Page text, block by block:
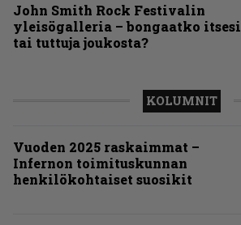
John Smith Rock Festivalin
yleisögalleria – bongaatko itsesi
tai tuttuja joukosta?
KOLUMNIT
Vuoden 2025 raskaimmat –
Infernon toimituskunnan
henkilökohtaiset suosikit